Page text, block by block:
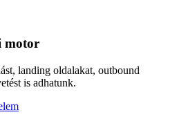
motor
landing oldalakat, outbound
is adhatunk.